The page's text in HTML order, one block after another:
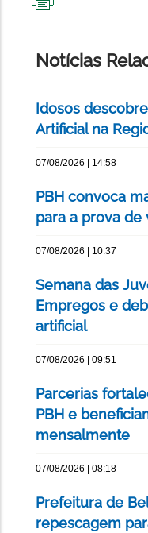
Notícias
Idosos
Artificial na
07/08/2026 | 14:58
PBH convoca
para a prova de
07/08/2026 | 10:37
Semana das
Empregos e
artificial
07/08/2026 | 09:51
Parcerias
PBH e
mensalmente
07/08/2026 | 08:18
Prefeitura de
repescagem